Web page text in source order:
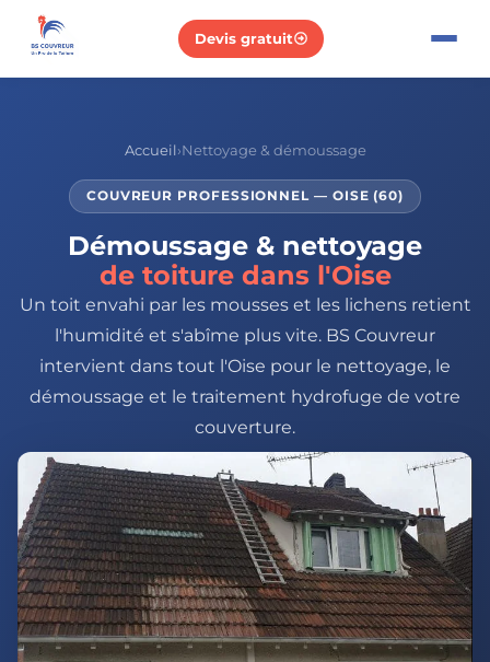
Devis gratuit
Accueil ›Nettoyage & démoussage
COUVREUR PROFESSIONNEL — OISE (60)
Démoussage & nettoyage
de toiture dans l'Oise
Un toit envahi par les mousses et les lichens retient
l'humidité et s'abîme plus vite. BS Couvreur
intervient dans tout l'Oise pour le nettoyage, le
démoussage et le traitement hydrofuge de votre
couverture.